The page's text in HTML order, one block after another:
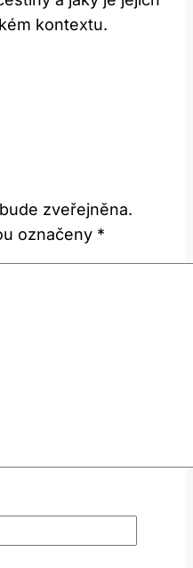
kontextu.
zveřejněna.
označeny *